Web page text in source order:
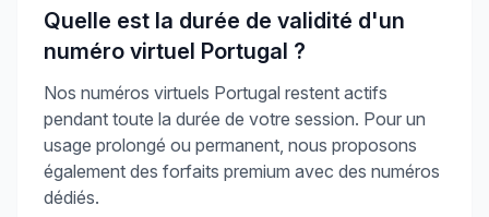
Quelle est la durée de validité d'un
numéro virtuel Portugal ?
Nos numéros virtuels Portugal restent actifs
pendant toute la durée de votre session. Pour un
usage prolongé ou permanent, nous proposons
également des forfaits premium avec des numéros
dédiés.